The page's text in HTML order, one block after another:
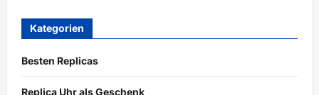
Kategorien
Besten Replicas
Replica Uhr als Geschenk